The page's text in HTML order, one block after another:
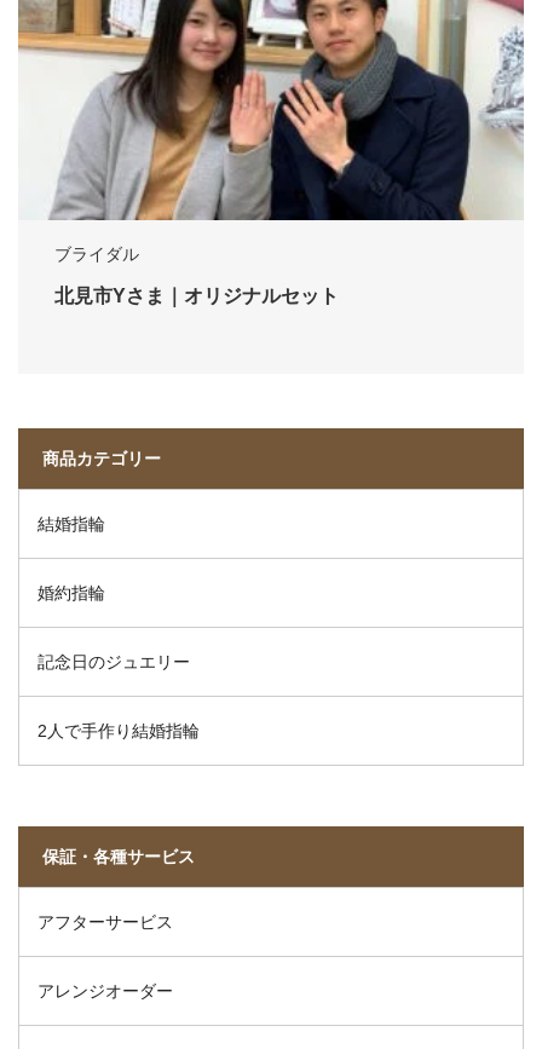
ブライダル
北見市Yさま｜オリジナルセット
商品カテゴリー
結婚指輪
婚約指輪
記念日のジュエリー
2人で手作り結婚指輪
保証・各種サービス
アフターサービス
アレンジオーダー